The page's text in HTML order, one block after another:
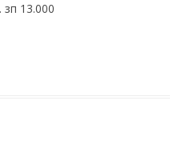
зп 13.000